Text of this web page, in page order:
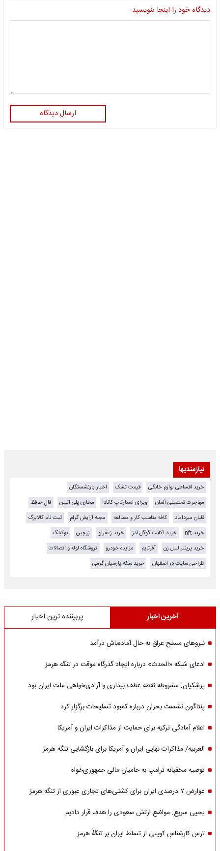
دیدگاه خود را اینجا بنویسید:
ارسال دیدگاه
نیازمندیها
خرید اقساطی لوازم خانگی قیمت تشک
اخبار بازنشستگان
مهاجرت تحصیلی آلمان
ویزای استارتاپ کانادا مخازن پلی اتیلن
فال حافظ
قلیان میرداماد
کافه مناسب کار و مطالعه مجله آرایش گرام
ثبت نام کالابرگ
خرید nft
خرید اکانت گوگل ادز خرید زعفران زرچین
بوکینگ
خرید پرینتر لیبل زن
آفرتایم مزایده خودرو
فروشگاه لوله و اتصالات
طراحی سایت در اصفهان
خرید سکه پارسیان گرمی
آخرین اخبار پربیننده ترین اخبار
نیروهای مسلح عراق به حال آماده‌باش درآمد
ادعای شبکه «الحدث» درباره ایجاد گذرگاه موقت در تنگه هرمز
پزشکیان: مشروطه نقطه عطف بیداری و آزادی‌خواهی ملت ایران بود
پنتاگون نشست بحران درباره کمبود تسلیحات برگزار کرد
اعلام آمادگی ترکیه برای حمایت از مذاکرات ایران و آمریکا
العربیه/ مذاکرات نهایی ایران و آمریکا برای بازگشایی تنگه هرمز
توصیه مخفیانه ترامپ به حامیان مالی جمهوری‌خواه
عوارض ۷ درصدی ایران برای کشتی‌های تجاری عبوری از تنگه هرمز
یحیی سریع: مواضع ارتش سعودی را هدف قرار دادیم
ترس کارشناس کویتی از تسلط ایران بر تنگۀ هرمز